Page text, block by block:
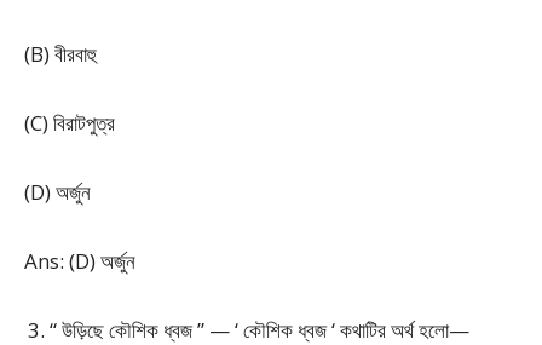
(B) বীরবাহু
(C) বিরাটপুত্র
(D) অর্জুন
Ans: (D) অর্জুন
“ উড়িছে কৌশিক ধ্বজ ” — ‘ কৌশিক ধ্বজ ‘ কথাটির অর্থ হলো—